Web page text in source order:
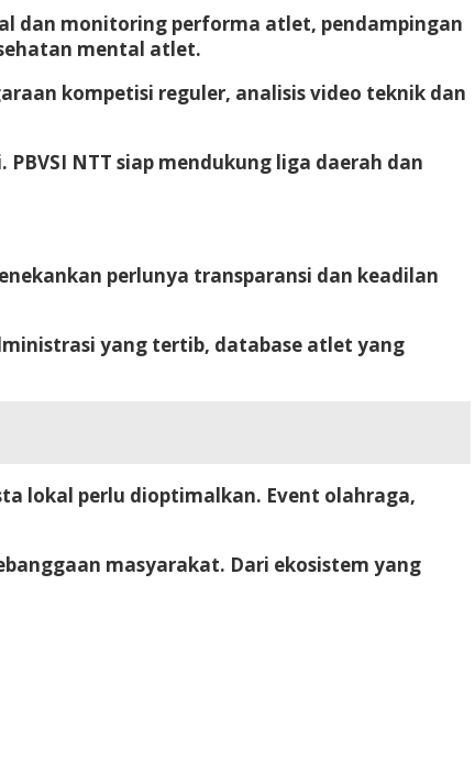
dan monitoring performa atlet, pendampingan
mental atlet.
kompetisi reguler, analisis video teknik dan
NTT siap mendukung liga daerah dan
perlunya transparansi dan keadilan
yang tertib, database atlet yang
lokal perlu dioptimalkan. Event olahraga,
masyarakat. Dari ekosistem yang